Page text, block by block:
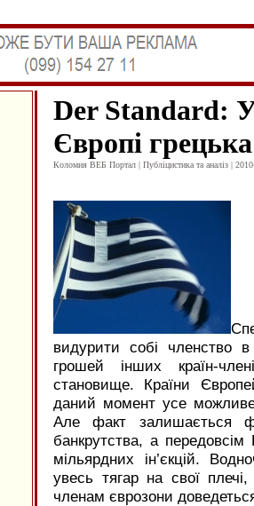
Der Standard:
Європі
Коломия ВЕБ Портал | Публіцистика та аналіз |
видурити собі членство
грошей інших країн-
становище. Країни
даний момент усе
Але факт залишається
банкрутства, а
мільярдних ін’єкцій.
увесь тягар на свої
членам єврозони